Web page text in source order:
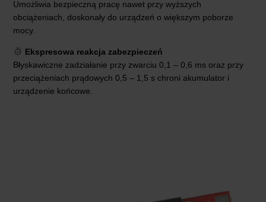
Umożliwia bezpieczną pracę nawet przy wyższych
obciążeniach, doskonały do urządzeń o większym poborze
mocy.
Ekspresowa reakcja zabezpieczeń
Błyskawiczne zadziałanie przy zwarciu 0,1 – 0,6 ms oraz przy
przeciążeniach prądowych 0,5 – 1,5 s chroni akumulator i
urządzenie końcowe.